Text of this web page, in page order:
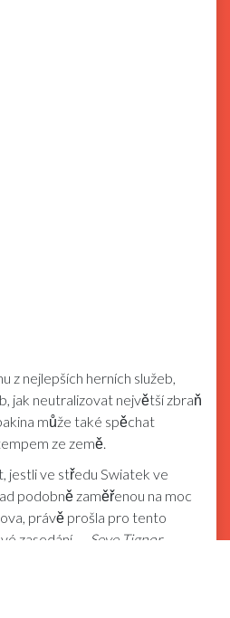
z nejlepších herních služeb,
jak neutralizovat největší zbraň
může také spěchat
ze země.
jestli ve středu Swiatek ve
podobně zaměřenou na moc
právě prošla pro tento
zasedání.
—Seve Tignor